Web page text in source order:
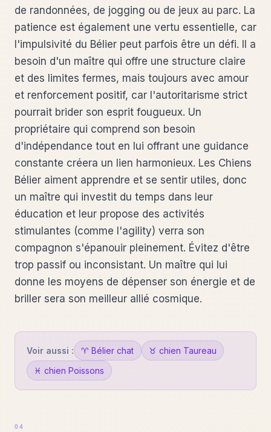
de randonnées, de jogging ou de jeux au parc. La
patience est également une vertu essentielle, car
l'impulsivité du Bélier peut parfois être un défi. Il a
besoin d'un maître qui offre une structure claire
et des limites fermes, mais toujours avec amour
et renforcement positif, car l'autoritarisme strict
pourrait brider son esprit fougueux. Un
propriétaire qui comprend son besoin
d'indépendance tout en lui offrant une guidance
constante créera un lien harmonieux. Les Chiens
Bélier aiment apprendre et se sentir utiles, donc
un maître qui investit du temps dans leur
éducation et leur propose des activités
stimulantes (comme l'agility) verra son
compagnon s'épanouir pleinement. Évitez d'être
trop passif ou inconsistant. Un maître qui lui
donne les moyens de dépenser son énergie et de
briller sera son meilleur allié cosmique.
Voir aussi : ♈ Bélier chat
♉ chien Taureau
♓ chien Poissons